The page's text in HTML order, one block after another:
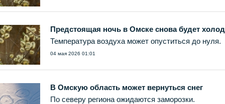
Предстоящая ночь в Омске снова будет
Температура воздуха может опуститься до нуля.
04 мая 2026 01:01
В Омскую область может вернуться снег
По северу региона ожидаются заморозки.